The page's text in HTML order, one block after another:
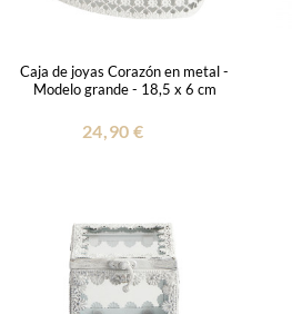
Caja de joyas Corazón en metal -
Modelo grande - 18,5 x 6 cm
24,90 €